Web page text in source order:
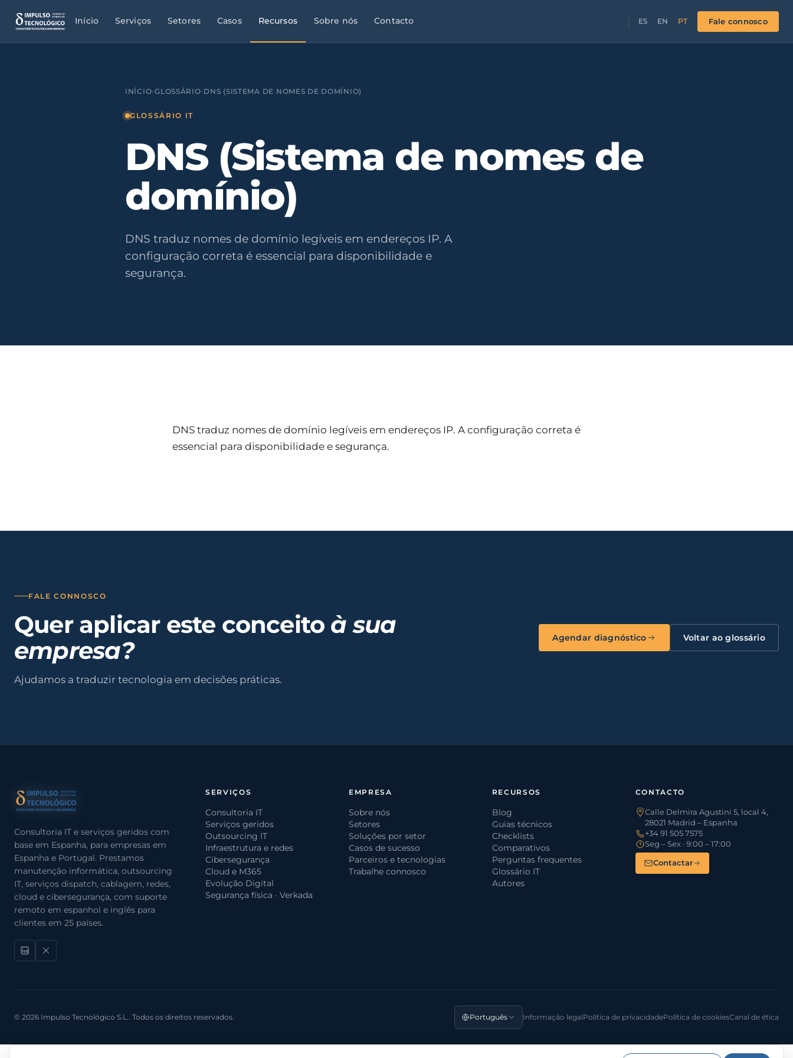
Início Serviços Setores Casos Recursos Sobre nós Contacto ES EN PT Fale connosco
INÍCIO›GLOSSÁRIO›DNS (SISTEMA DE NOMES DE DOMÍNIO)
GLOSSÁRIO IT
DNS (Sistema de nomes de
domínio)
DNS traduz nomes de domínio legíveis em endereços IP. A
configuração correta é essencial para disponibilidade e
segurança.
DNS traduz nomes de domínio legíveis em endereços IP. A configuração correta é
essencial para disponibilidade e segurança.
FALE CONNOSCO
Quer aplicar este conceito à sua
empresa?
Ajudamos a traduzir tecnologia em decisões práticas.
Agendar diagnóstico Voltar ao glossário
Consultoria IT e serviços geridos com
base em Espanha, para empresas em
Espanha e Portugal. Prestamos
manutenção informática, outsourcing
IT, serviços dispatch, cablagem, redes,
cloud e cibersegurança, com suporte
remoto em espanhol e inglês para
clientes em 25 países.
SERVIÇOS
Consultoria IT
Serviços geridos
Outsourcing IT
Infraestrutura e redes
Cibersegurança
Cloud e M365
Evolução Digital
Segurança física · Verkada
EMPRESA
Sobre nós
Setores
Soluções por setor
Casos de sucesso
Parceiros e tecnologias
Trabalhe connosco
RECURSOS
Blog
Guias técnicos
Checklists
Comparativos
Perguntas frequentes
Glossário IT
Autores
CONTACTO
Calle Delmira Agustini 5, local 4,
28021 Madrid – Espanha
+34 91 505 7575
Seg – Sex · 9:00 – 17:00
Contactar
© 2026 Impulso Tecnológico S.L.. Todos os direitos reservados. Português Informação legalPolítica de privacidadePolítica de cookiesCanal de ética